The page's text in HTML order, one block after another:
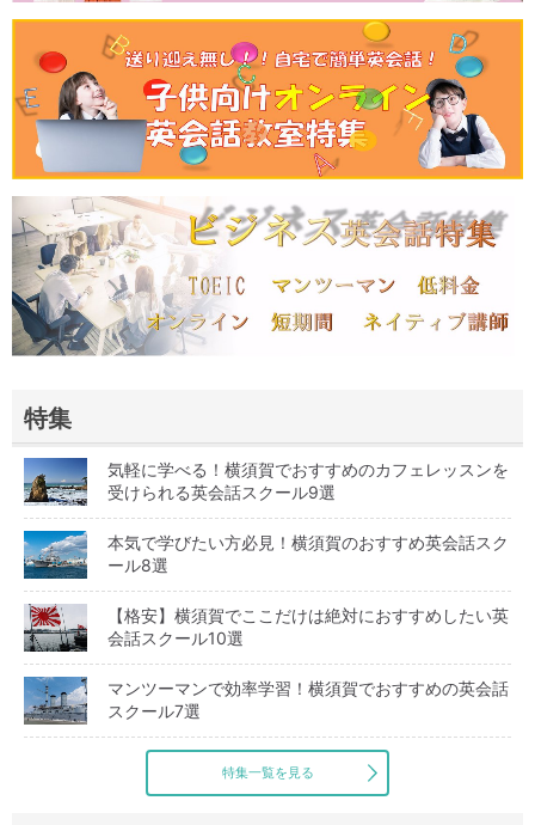
特集
気軽に学べる！横須賀でおすすめのカフェレッスンを
受けられる英会話スクール9選
本気で学びたい方必見！横須賀のおすすめ英会話スク
ール8選
【格安】横須賀でここだけは絶対におすすめしたい英
会話スクール10選
マンツーマンで効率学習！横須賀でおすすめの英会話
スクール7選
特集一覧を見る